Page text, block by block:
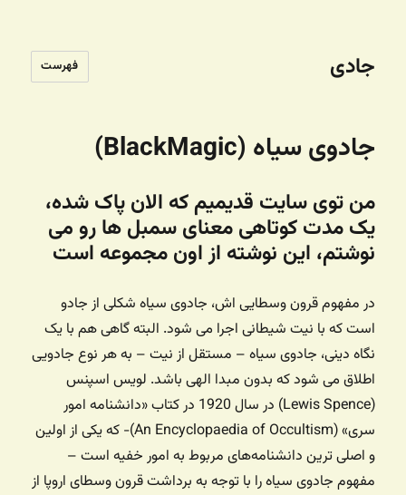
جادی فهرست
جادوی سیاه (BlackMagic)
من توی سایت قدیمیم که الان پاک شده،‌
یک مدت کوتاهی معنای سمبل ها رو می
نوشتم، این نوشته از اون مجموعه است
در مفهوم قرون وسطایی اش، جادوی سیاه شکلی از جادو
است که با نیت شیطانی اجرا می شود. البته گاهی هم با یک
نگاه دینی، جادوی سیاه – مستقل از نیت – به هر نوع جادویی
اطلاق می شود که بدون مبدا الهی باشد. لویس اسپنس
(Lewis Spence) در سال 1920 در کتاب «دانشنامه امور
سری» (An Encyclopaedia of Occultism)- که یکی از اولین
و اصلی ترین دانشنامه‌های مربوط به امور خفیه است –
مفهوم جادوی سیاه را با توجه به برداشت قرون وسطای اروپا از